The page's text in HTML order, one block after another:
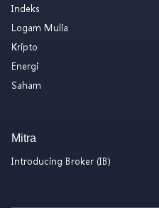
Indeks
Logam Mulia
Kripto
Energi
Saham
Mitra
Introducing Broker (IB)